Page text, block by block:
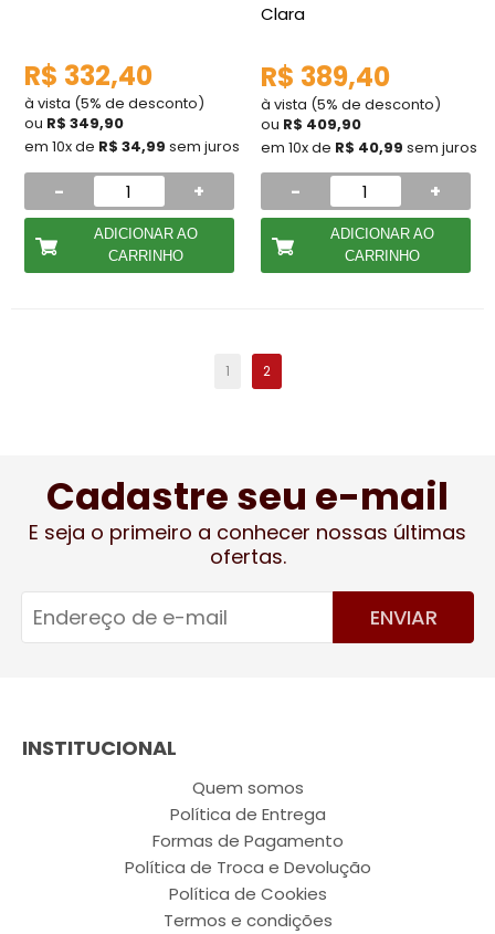
R$ 332,40
à vista (5% de desconto)
ou R$ 349,90
em 10x de R$ 34,99 sem juros
- +
ADICIONAR AO
CARRINHO
Clara
R$ 389,40
à vista (5% de desconto)
ou R$ 409,90
em 10x de R$ 40,99 sem juros
- +
ADICIONAR AO
CARRINHO
1 2
Cadastre seu e-mail
E seja o primeiro a conhecer nossas últimas
ofertas.
ENVIAR
INSTITUCIONAL
Quem somos
Política de Entrega
Formas de Pagamento
Política de Troca e Devolução
Política de Cookies
Termos e condições